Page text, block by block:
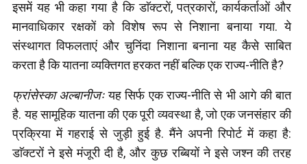
इसमें यह भी कहा गया है कि डाॅक्टरों, पत्रकारों, कार्यकर्ताओं और
मानवाधिकार रक्षकों को विशेष रूप से निशाना बनाया गया. ये
संस्थागत विफलताएं और चुनिंदा निशाना बनाना यह कैसे साबित
करता है कि यातना व्यक्तिगत हरकत नहीं बल्कि एक राज्य-नीति है?
फ्रांसेस्का अल्बानीजःयह सिर्फ एक राज्य-नीति से भी आगे की बात
है. यह सामूहिक यातना की एक पूरी व्यवस्था है, जो एक जनसंहार की
प्रक्रिया में गहराई से जुड़ी हुई है. मैंने अपनी रिपोर्ट में कहा है:
डाॅक्टरों ने इसे मंजूरी दी है, और कुछ रब्बियों ने इसे जश्न की तरह